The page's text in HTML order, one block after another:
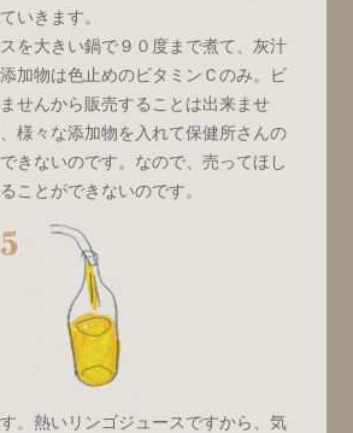
いきます。
を大きい鍋で９０度まで煮て、灰汁
加物は色止めのビタミンＣのみ。ビ
せんから販売することは出来ませ
様々な添加物を入れて保健所さんの
きないのです。なので、売ってほし
ことができないのです。
。熱いリンゴジュースですから、気